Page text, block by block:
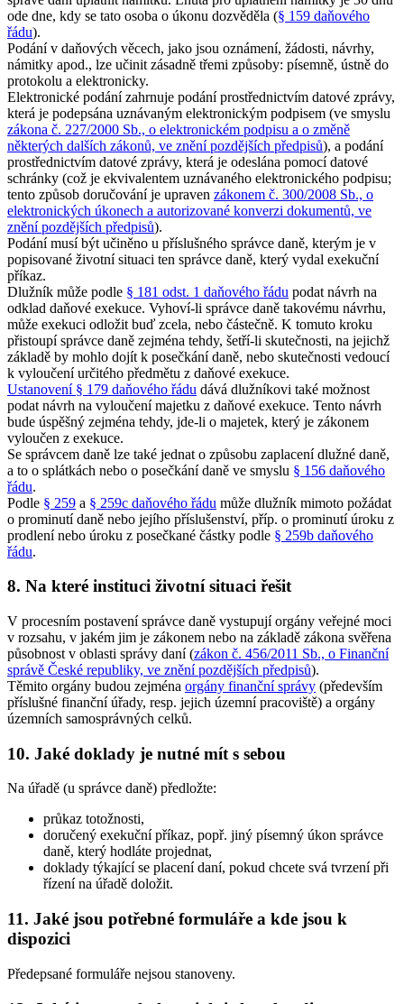
ode dne, kdy se tato osoba o úkonu dozvěděla (§ 159 daňového
řádu).
Podání v daňových věcech, jako jsou oznámení, žádosti, návrhy,
námitky apod., lze učinit zásadně třemi způsoby: písemně, ústně do
protokolu a elektronicky.
Elektronické podání zahrnuje podání prostřednictvím datové zprávy,
která je podepsána uznávaným elektronickým podpisem (ve smyslu
zákona č. 227/2000 Sb., o elektronickém podpisu a o změně
některých dalších zákonů, ve znění pozdějších předpisů), a podání
prostřednictvím datové zprávy, která je odeslána pomocí datové
schránky (což je ekvivalentem uznávaného elektronického podpisu;
tento způsob doručování je upraven zákonem č. 300/2008 Sb., o
elektronických úkonech a autorizované konverzi dokumentů, ve
znění pozdějších předpisů).
Podání musí být učiněno u příslušného správce daně, kterým je v
popisované životní situaci ten správce daně, který vydal exekuční
příkaz.
Dlužník může podle § 181 odst. 1 daňového řádu podat návrh na
odklad daňové exekuce. Vyhoví-li správce daně takovému návrhu,
může exekuci odložit buď zcela, nebo částečně. K tomuto kroku
přistoupí správce daně zejména tehdy, šetří-li skutečnosti, na jejichž
základě by mohlo dojít k posečkání daně, nebo skutečnosti vedoucí
k vyloučení určitého předmětu z daňové exekuce.
Ustanovení § 179 daňového řádu dává dlužníkovi také možnost
podat návrh na vyloučení majetku z daňové exekuce. Tento návrh
bude úspěšný zejména tehdy, jde-li o majetek, který je zákonem
vyloučen z exekuce.
Se správcem daně lze také jednat o způsobu zaplacení dlužné daně,
a to o splátkách nebo o posečkání daně ve smyslu § 156 daňového
řádu.
Podle § 259 a § 259c daňového řádu může dlužník mimoto požádat
o prominutí daně nebo jejího příslušenství, příp. o prominutí úroku z
prodlení nebo úroku z posečkané částky podle § 259b daňového
řádu.
8. Na které instituci životní situaci řešit
V procesním postavení správce daně vystupují orgány veřejné moci
v rozsahu, v jakém jim je zákonem nebo na základě zákona svěřena
působnost v oblasti správy daní (zákon č. 456/2011 Sb., o Finanční
správě České republiky, ve znění pozdějších předpisů).
Těmito orgány budou zejména orgány finanční správy (především
příslušné finanční úřady, resp. jejich územní pracoviště) a orgány
územních samosprávných celků.
10. Jaké doklady je nutné mít s sebou
Na úřadě (u správce daně) předložte:
průkaz totožnosti,
doručený exekuční příkaz, popř. jiný písemný úkon správce
daně, který hodláte projednat,
doklady týkající se placení daní, pokud chcete svá tvrzení při
řízení na úřadě doložit.
11. Jaké jsou potřebné formuláře a kde jsou k
dispozici
Předepsané formuláře nejsou stanoveny.